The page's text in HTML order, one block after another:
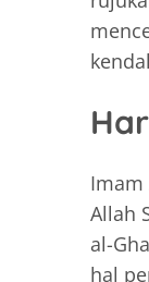
Imam
Allah
al-
hal